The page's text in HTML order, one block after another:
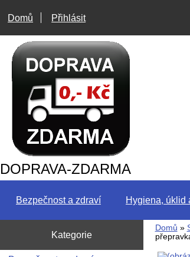
Domů Přihlásit
DOPRAVA-ZDARMA
Bezpečnost a zdraví Hygiena, úklid
Kategorie
Domů »